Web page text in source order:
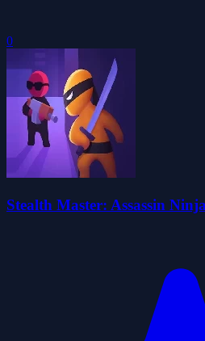
0
Stealth Master: Assassin Ninja